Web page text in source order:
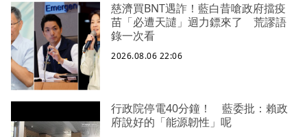
慈濟買BNT遇詐！藍白昔嗆政府擋疫
苗「必遭天譴」迴力鏢來了 荒謬語
錄一次看
2026.08.06 22:06
行政院停電40分鐘！ 藍委批：賴政
府說好的「能源韌性」呢